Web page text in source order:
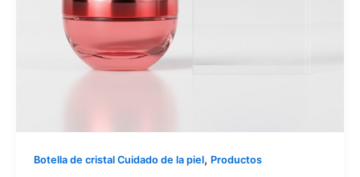
Botella de cristal Cuidado de la piel, Productos